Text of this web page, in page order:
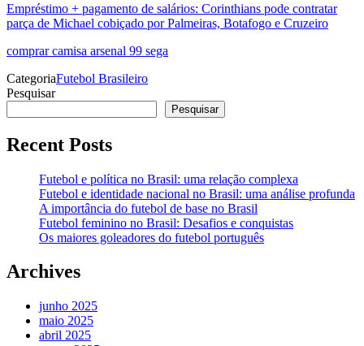
Empréstimo + pagamento de salários: Corinthians pode contratar
parça de Michael cobiçado por Palmeiras, Botafogo e Cruzeiro
comprar camisa arsenal 99 sega
CategoriaFutebol Brasileiro
Pesquisar
Pesquisar
Recent Posts
Futebol e política no Brasil: uma relação complexa
Futebol e identidade nacional no Brasil: uma análise profunda
A importância do futebol de base no Brasil
Futebol feminino no Brasil: Desafios e conquistas
Os maiores goleadores do futebol português
Archives
junho 2025
maio 2025
abril 2025